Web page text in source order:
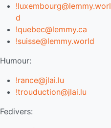
!luxembourg@lemmy.worl
d
!quebec@lemmy.ca
!suisse@lemmy.world
Humour:
!rance@jlai.lu
!trouduction@jlai.lu
Fedivers: